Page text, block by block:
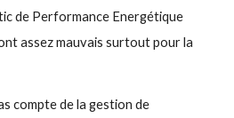
de Performance Energétique
assez mauvais surtout pour la
compte de la gestion de